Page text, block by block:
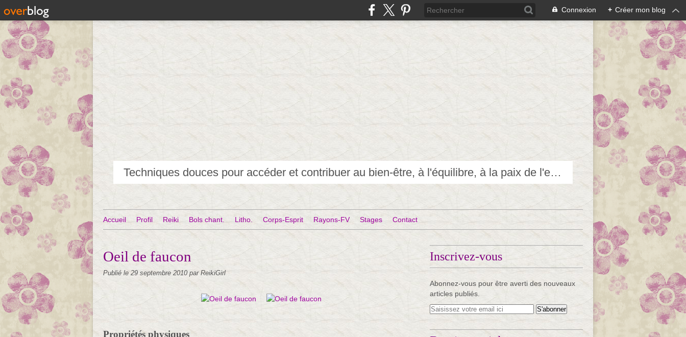
Connexion + Créer mon blog
Techniques douces pour accéder et contribuer au bien-être, à l'équilibre, à la paix de l'esprit...
Accueil Profil Reiki Bols chant. Litho. Corps-Esprit Rayons-FV Stages Contact
Oeil de faucon
Publié le 29 septembre 2010 par ReikiGirl
Propriétés physiques
Inscrivez-vous
Abonnez-vous pour être averti des nouveaux
articles publiés.